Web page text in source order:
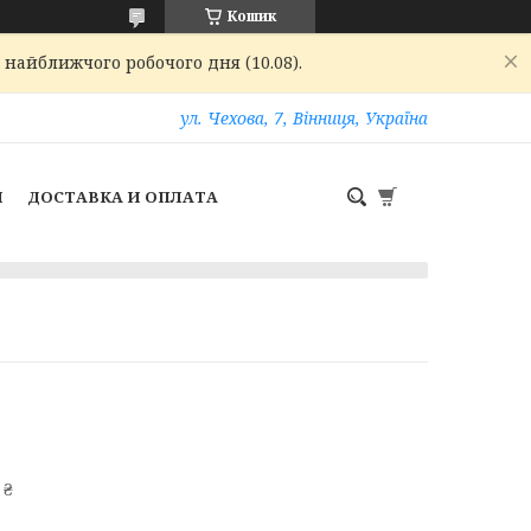
Кошик
робочого дня (10.08).
ул. Чехова, 7, Вінниця, Україна
ДОСТАВКА И ОПЛАТА